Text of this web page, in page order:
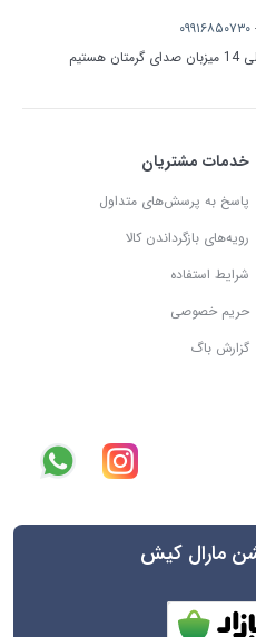
۰۹۹۱۶۸۵۰۷۳۰
خدمات مشتریان
پاسخ به پرسش‌های متداول
رویه‌های بازگرداندن کالا
شرایط استفاده
حریم خصوصی
گزارش باگ
مارال کیش